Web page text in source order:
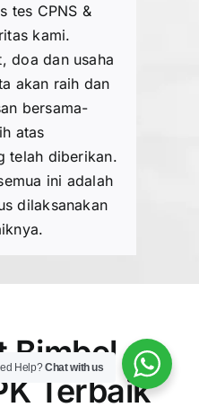
tes CPNS &
kami.
doa dan usaha
akan raih dan
bersama-
atas
telah diberikan.
ini adalah
dilaksanakan
Bimbel
Terbaik
Help?Chat with us